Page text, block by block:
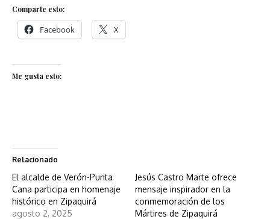
Comparte esto:
Facebook X
Me gusta esto:
Relacionado
El alcalde de Verón-Punta
Cana participa en homenaje
histórico en Zipaquirá
agosto 2, 2025
Jesús Castro Marte ofrece
mensaje inspirador en la
conmemoración de los
Mártires de Zipaquirá